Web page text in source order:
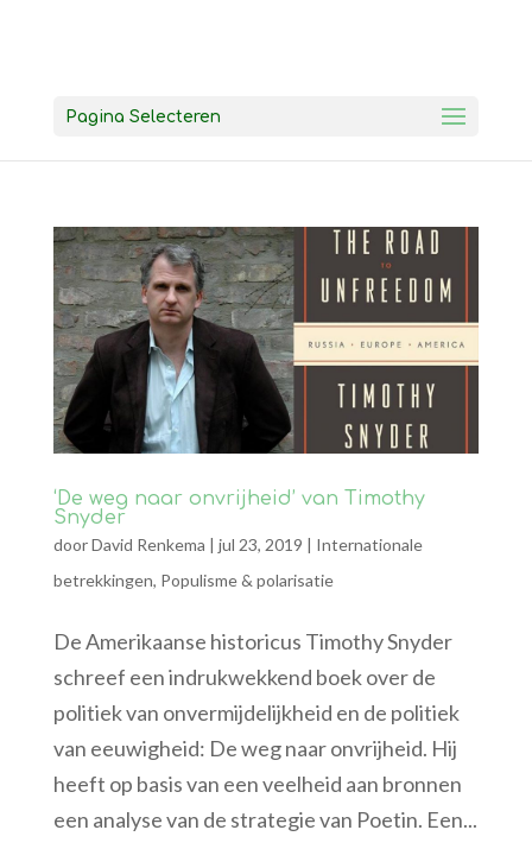
Pagina Selecteren
‘De weg naar onvrijheid’ van Timothy
Snyder
doorDavid Renkema | jul 23, 2019 | Internationale
betrekkingen, Populisme & polarisatie
De Amerikaanse historicus Timothy Snyder
schreef een indrukwekkend boek over de
politiek van onvermijdelijkheid en de politiek
van eeuwigheid: De weg naar onvrijheid. Hij
heeft op basis van een veelheid aan bronnen
een analyse van de strategie van Poetin. Een...